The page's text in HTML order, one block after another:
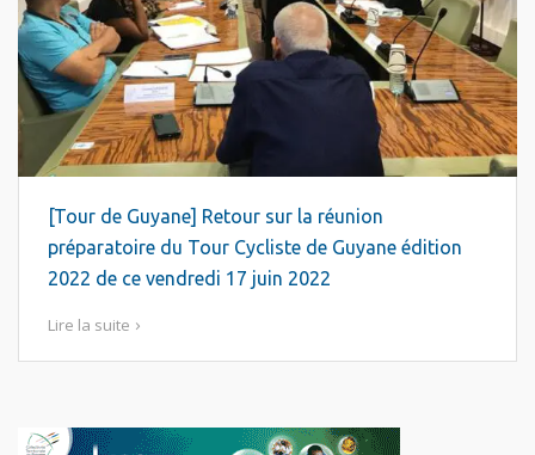
[Tour de Guyane] Retour sur la réunion
préparatoire du Tour Cycliste de Guyane édition
2022 de ce vendredi 17 juin 2022
Lire la suite